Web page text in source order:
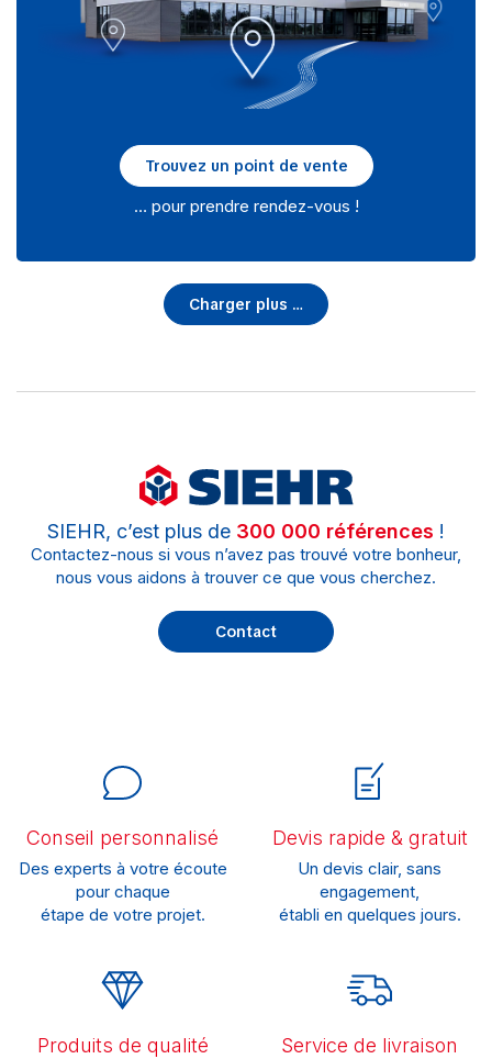
Trouvez un point de vente
… pour prendre rendez-vous !
Charger plus …
SIEHR, c’est plus de 300 000 références !
Contactez-nous si vous n’avez pas trouvé votre bonheur,
nous vous aidons à trouver ce que vous cherchez.
Contact
Conseil personnalisé
Des experts à votre écoute
pour chaque
étape de votre projet.
Devis rapide & gratuit
Un devis clair, sans
engagement,
établi en quelques jours.
Produits de qualité Service de livraison